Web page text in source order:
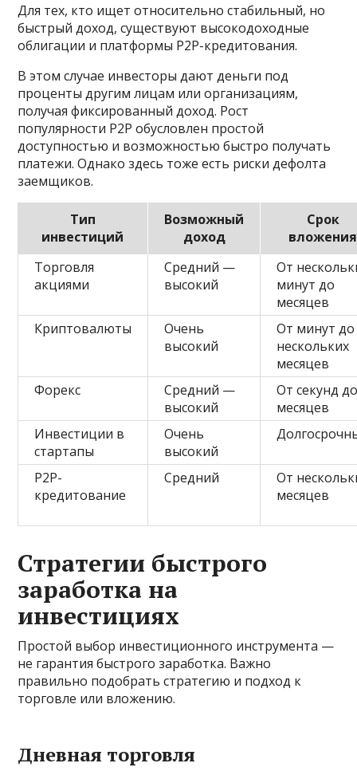
Для тех, кто ищет относительно стабильный, но
быстрый доход, существуют высокодоходные
облигации и платформы P2P-кредитования.
В этом случае инвесторы дают деньги под
проценты другим лицам или организациям,
получая фиксированный доход. Рост
популярности P2P обусловлен простой
доступностью и возможностью быстро получать
платежи. Однако здесь тоже есть риски дефолта
заемщиков.
Тип
инвестиций
Возможный
доход
Срок
вложения
Торговля
акциями
Средний —
высокий
От
минут до
месяцев
Криптовалюты
Очень
высокий
От минут до
нескольких
месяцев
Форекс
Средний —
высокий
От секунд
месяцев
Инвестиции в
стартапы
Очень
высокий
P2P-
кредитование
Средний
От
месяцев
Стратегии быстрого
заработка на
инвестициях
Простой выбор инвестиционного инструмента —
не гарантия быстрого заработка. Важно
правильно подобрать стратегию и подход к
торговле или вложению.
Дневная торговля